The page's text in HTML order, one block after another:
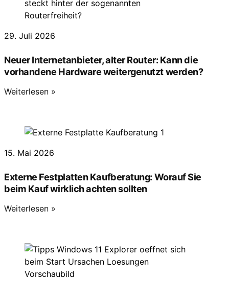
29. Juli 2026
Neuer Internetanbieter, alter Router: Kann die
vorhandene Hardware weitergenutzt werden?
Weiterlesen »
15. Mai 2026
Externe Festplatten Kaufberatung: Worauf Sie
beim Kauf wirklich achten sollten
Weiterlesen »